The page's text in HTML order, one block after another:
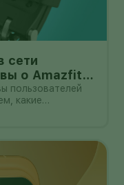
сети
о Amazfit
пользователей
какие